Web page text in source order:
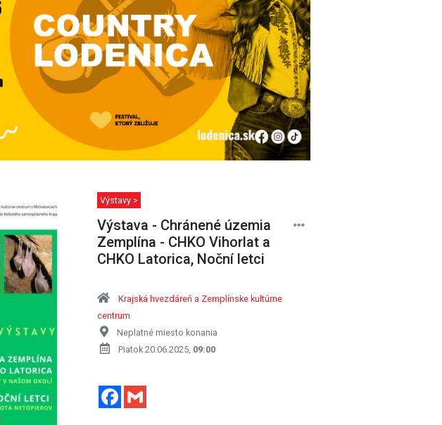
Next
Výstavy >
Výstava - Chránené územia
Zemplína - CHKO Vihorlat a
CHKO Latorica, Noční letci
Krajská hvezdáreň a Zemplínske kultúrne
centrum
Neplatné miesto konania
Piatok 20.06.2025, 09:00
Facebook